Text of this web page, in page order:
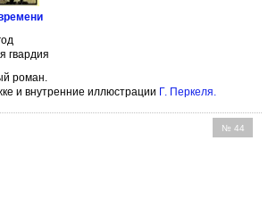
гвардия
роман.
и внутренние иллюстрации Г. Перкеля.
№ 44